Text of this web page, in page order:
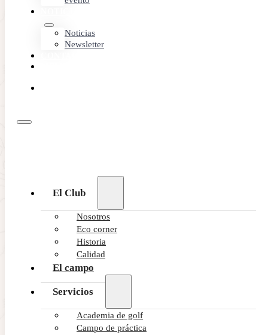
Noticias
Newsletter
El Club
Nosotros
Eco corner
Historia
Calidad
El campo
Servicios
Academia de golf
Campo de práctica